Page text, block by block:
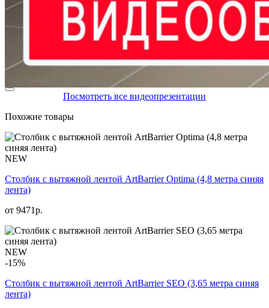
Посмотреть все видеопрезентации
Похожие товары
NEW
Столбик с вытяжной лентой ArtBarrier Оptima (4,8 метра синяя
лента)
от 9471р.
NEW
-15%
Столбик с вытяжной лентой ArtBarrier SEO (3,65 метра синяя
лента)